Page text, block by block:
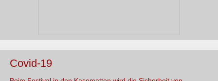
Covid-19